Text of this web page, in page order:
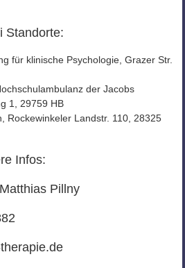
Standorte:
für klinische Psychologie, Grazer Str.
der Jacobs
1, 29759 HB
Rockewinkeler Landstr. 110, 28325
Infos:
Pillny